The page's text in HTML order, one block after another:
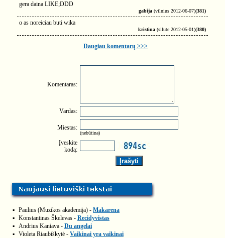
gera daina LIKE;DDD
gabija (vilnius 2012-06-07)(381)
o as noreiciau buti wika
kristina (silute 2012-05-01)(380)
Daugiau komentarų >>>
Komentaras:
Vardas:
Miestas:
(nebūtina)
Įveskite
kodą:
▪ Paulius (Muzikos akademija) - Makarena
▪ Konstantinas Škelevas - Recidyvistas
▪ Andrius Kaniava - Du angelai
▪ Violeta Riaubiškytė - Vaikinai yra vaikinai